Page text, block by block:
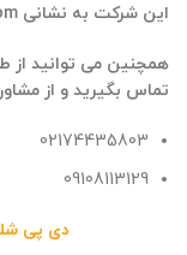
این شرکت به نشانی dpshelf.com مراجعه کنید.
همچنین می توانید از
تماس بگیرید و از
02174435803
09108113129
دی پی